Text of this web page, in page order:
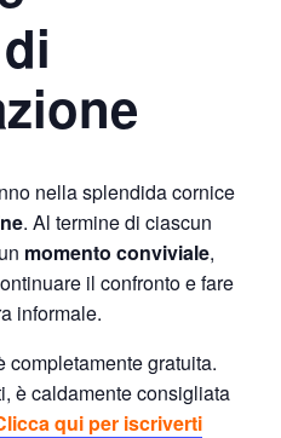
nella splendida cornice
. Al termine di ciascun
momento conviviale,
il confronto e fare
informale.
completamente gratuita.
è caldamente consigliata
qui per iscriverti